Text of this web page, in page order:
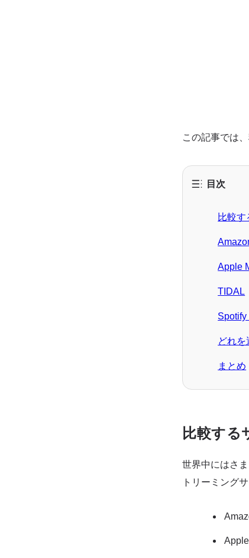
この記事では
目次
比較す
Apple
TIDAL
Spotify
どれを
まとめ
比較する
世界中にはさ
トリーミング